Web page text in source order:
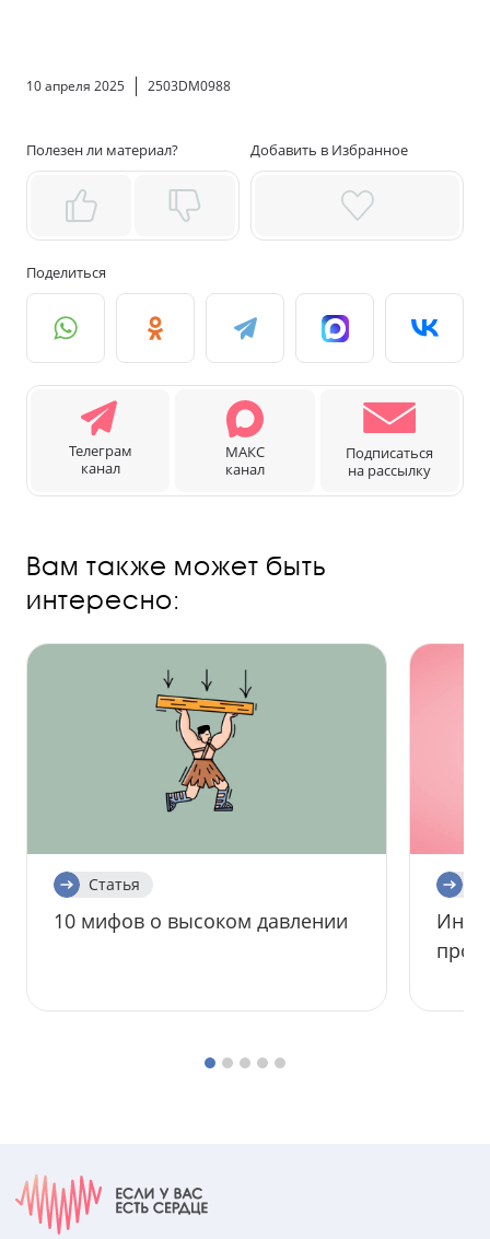
10 апреля 2025 2503DM0988
Полезен ли материал? Добавить в Избранное
Поделиться
Телеграм
канал
МАКС
канал
Подписаться
на рассылку
Вам также может быть
интересно:
Статья
10 мифов о высоком давлении